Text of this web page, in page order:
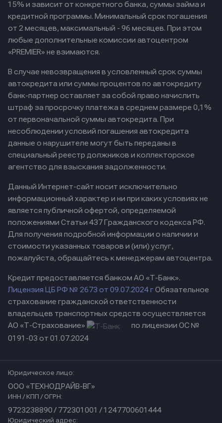
15% и зависит от конкретного банка, суммы займа и
кредитной программы. Минимальный срок погашения
от 2 месяцев, максимальный - 96 месяцев. При этом
любые дополнительные комиссии автоцентром
«PREMIER» не взимаются.
В случае невозвращения в условленный срок суммы
автокредита или суммы процентов по автокредиту
банк-партнер оставляет за собой право начислить
штраф за просрочку платежа в среднем размере 0,1%
от первоначальной суммы автокредита. При
несоблюдении условий погашения автокредита
данные о нарушителе могут быть переданы в
специальный реестр должников и коллекторское
агентство для взыскания задолженности.
Данный Интернет-сайт носит исключительно
информационный характер и ни при каких условиях не
является публичной офертой, определяемой
положениями Статьи 437 Гражданского кодекса РФ.
Для получения подробной информации о наличии и
стоимости указанных товаров и (или) услуг,
пожалуйста, обращайтесь к менеджерам автоцентра.
Кредит предоставляется банком АО «Т-Банк».
Лицензия ЦБ РФ № 2673 от 09.07.2024 гОбязательное
страхование гражданской ответственности
владельцев транспортных средств осуществляется
АО «Т-Страхование»
по лицензии ОС №
0191-03 от 01.07.2024
Юридическое лицо:
ООО «ТЕХНОДРАЙВ-ВГ»
ИНН / КПП / ОГРН:
9723238890 / 772301001 / 1247700601444
Юридический адрес: